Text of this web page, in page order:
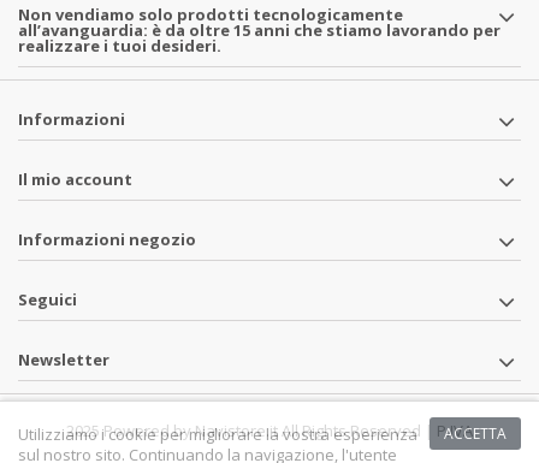
Non vendiamo solo prodotti tecnologicamente
all’avanguardia: è da oltre 15 anni che stiamo lavorando per
realizzare i tuoi desideri.
Informazioni
Il mio account
Informazioni negozio
Seguici
Newsletter
2025 Powered by Navistore.it All Rights Reserved | P.IVAACCETTA
Utilizziamo i cookie per migliorare la vostra esperienza
sul nostro sito. Continuando la navigazione, l'utente